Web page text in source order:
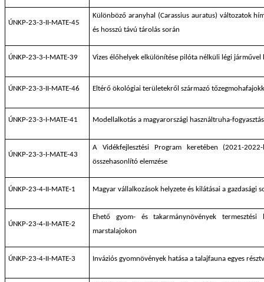
ÚNKP-23-3-II-MATE-45
Különböző aranyhal (Carassius auratus) változatok
és hosszú távú tárolás során
ÚNKP-23-3-I-MATE-39 Vizes élőhelyek elkülönítése pilóta nélküli légi járművel
ÚNKP-23-3-II-MATE-46 Eltérő ökológiai területekről származó
ÚNKP-23-3-I-MATE-41 Modellalkotás a magyarországi használtruha-
ÚNKP-23-3-I-MATE-43
A Vidékfejlesztési Program keretében (2021-
összehasonlító elemzése
ÚNKP-23-4-II-MATE-1 Magyar vállalkozások helyzete és kilátásai a gazdasági
ÚNKP-23-4-II-MATE-2
Ehető gyom- és takarmánynövények
marstalajokon
ÚNKP-23-4-II-MATE-3 Inváziós gyomnövények hatása a talajfauna egyes